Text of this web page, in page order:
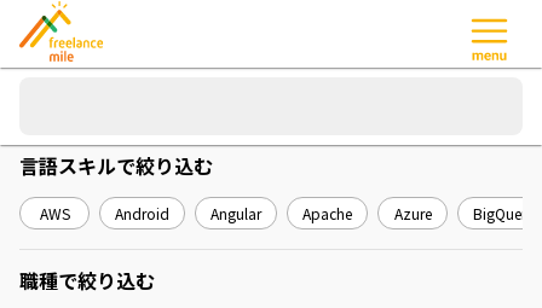
言語スキルで絞り込む
AWS Android Angular Apache Azure BigQuery
職種で絞り込む